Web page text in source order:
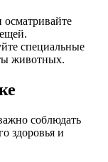
специальные
животных.
соблюдать
здоровья и